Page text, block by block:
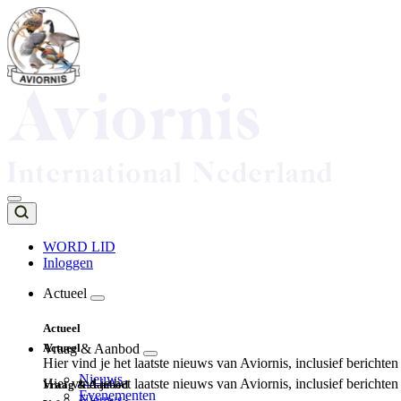
Overslaan
en
naar
de
inhoud
Top
navigation
WORD LID
Inloggen
navigation
Actueel
Actueel
Hier vind je het laatste nieuws van Aviornis, inclusief
Nieuws
Evenementen
Actueel
Hier vind je het laatste nieuws van Aviornis, inclusief
Vraag & Aanbod
Vraag & Aanbod